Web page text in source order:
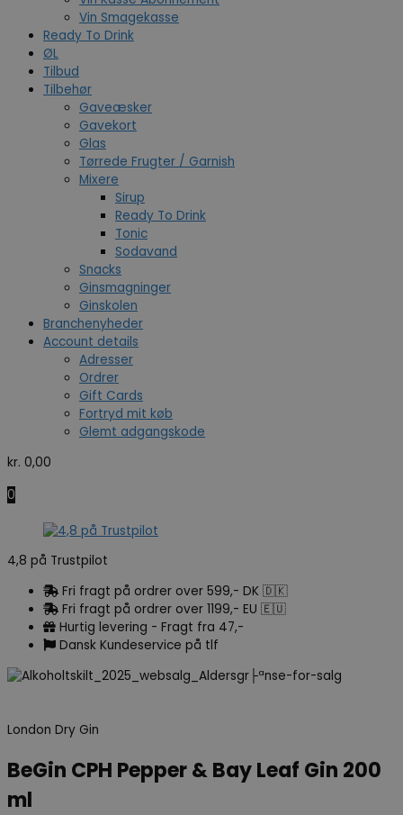
Vin Smagekasse
Ready To Drink
ØL
Tilbud
Tilbehør
Gaveæsker
Gavekort
Glas
Tørrede Frugter / Garnish
Mixere
Sirup
Ready To Drink
Tonic
Sodavand
Snacks
Ginsmagninger
Ginskolen
Branchenyheder
Account details
Adresser
Ordrer
Gift Cards
Fortryd mit køb
Glemt adgangskode
kr. 0,00
0
4,8 på Trustpilot
Fri fragt på ordrer over 599,- DK 🇩🇰
Fri fragt på ordrer over 1199,- EU 🇪🇺
Hurtig levering - Fragt fra 47,-
Dansk Kundeservice på tlf
London Dry Gin
BeGin CPH Pepper & Bay Leaf Gin 200
ml